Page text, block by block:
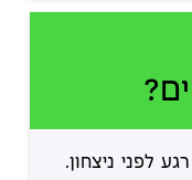
לפני ניצחון.